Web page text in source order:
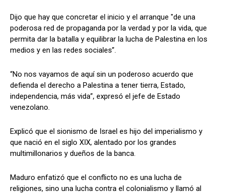
Dijo que hay que concretar el inicio y el arranque "de una
poderosa red de propaganda por la verdad y por la vida, que
permita dar la batalla y equilibrar la lucha de Palestina en los
medios y en las redes sociales”.
“No nos vayamos de aquí sin un poderoso acuerdo que
defienda el derecho a Palestina a tener tierra, Estado,
independencia, más vida”, expresó el jefe de Estado
venezolano.
Explicó que el sionismo de Israel es hijo del imperialismo y
que nació en el siglo XIX, alentado por los grandes
multimillonarios y dueños de la banca.
Maduro enfatizó que el conflicto no es una lucha de
religiones, sino una lucha contra el colonialismo y llamó al